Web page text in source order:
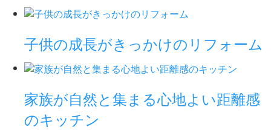
子供の成長がきっかけのリフォーム
家族が自然と集まる心地よい距離感
のキッチン